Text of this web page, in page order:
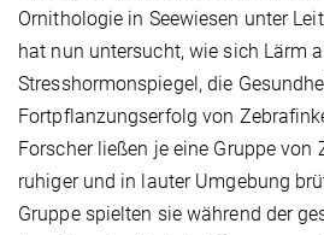
Ornithologie in Seewiesen unter
hat nun untersucht, wie sich Lärm
Stresshormonspiegel, die
Fortpflanzungserfolg von
Forscher ließen je eine Gruppe von
ruhiger und in lauter Umgebung
Gruppe spielten sie während der